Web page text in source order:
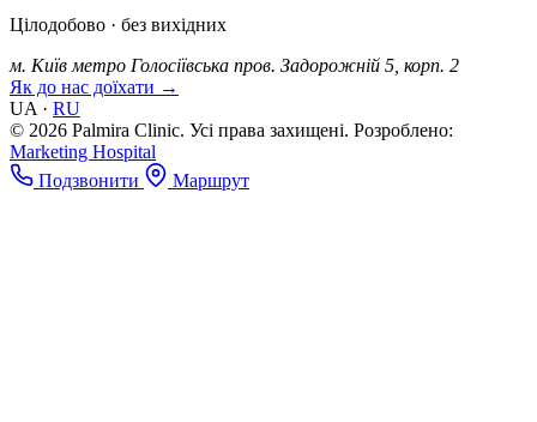
Цілодобово · без вихідних
м. Київ метро Голосіївська пров. Задорожній 5, корп. 2
Як до нас доїхати →
UA · RU
© 2026 Palmira Clinic. Усі права захищені. Розроблено:
Marketing Hospital
Подзвонити
Маршрут